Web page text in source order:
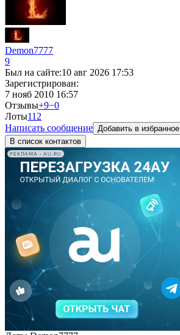
Demon7777
9
Был на сайте:10 авг 2026 17:53
Зарегистрирован:
7 нояб 2010 16:57
Отзывы+9−0
Лоты112
Написать сообщение Добавить в избранное
В список контактов
РЕКЛАМА • AU.RU